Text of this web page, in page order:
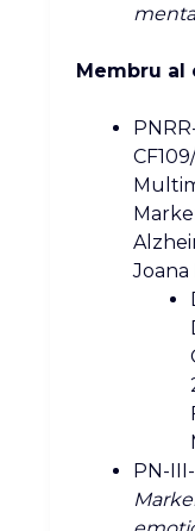
Membru al
Joana
PN-